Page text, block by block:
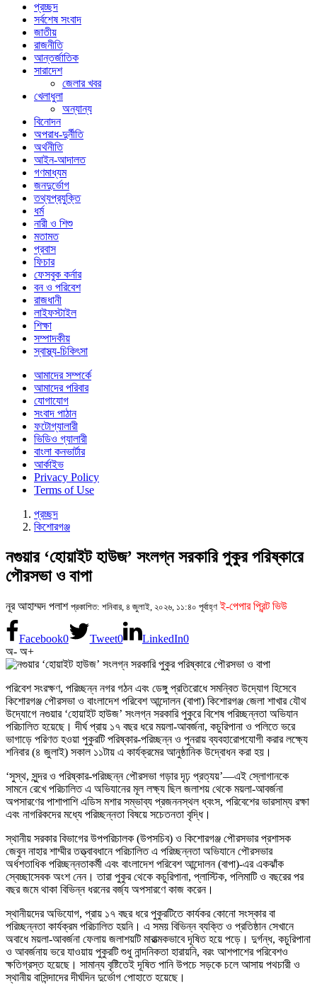
প্রচ্ছদ
সর্বশেষ সংবাদ
জাতীয়
রাজনীতি
আন্তর্জাতিক
সারাদেশ
জেলার খবর
খেলাধুলা
অন্যান্য
বিনোদন
অপরাধ-দুর্নীতি
অর্থনীতি
আইন-আদালত
গণমাধ্যম
জনদুর্ভোগ
তথ্যপ্রযুক্তি
ধর্ম
নারী ও শিশু
মতামত
প্রবাস
ফিচার
ফেসবুক কর্নার
বন ও পরিবেশ
রাজধানী
লাইফস্টাইল
শিক্ষা
সম্পাদকীয়
স্বাস্থ্য-চিকিৎসা
আমাদের সম্পর্কে
আমাদের পরিবার
যোগাযোগ
সংবাদ পাঠান
ফটোগ্যালারী
ভিডিও গ্যালারী
বাংলা কনভার্টার
আর্কাইভ
Privacy Policy
Terms of Use
প্রচ্ছদ
কিশোরগঞ্জ
নগুয়ার ‘হোয়াইট হাউজ’ সংলগ্ন সরকারি পুকুর পরিষ্কারে
পৌরসভা ও বাপা
নূর আহাম্মদ পলাশ প্রকাশিত: শনিবার, ৪ জুলাই, ২০২৬, ১১:৪০ পূর্বাহ্ণ ই-পেপার প্রিন্ট ভিউ
Facebook0 Tweet0 LinkedIn0
অ- অ+
পরিবেশ সংরক্ষণ, পরিচ্ছন্ন নগর গঠন এবং ডেঙ্গু প্রতিরোধে সমন্বিত উদ্যোগ হিসেবে
কিশোরগঞ্জ পৌরসভা ও বাংলাদেশ পরিবেশ আন্দোলন (বাপা) কিশোরগঞ্জ জেলা শাখার যৌথ
উদ্যোগে নগুয়ার ‘হোয়াইট হাউজ’ সংলগ্ন সরকারি পুকুরে বিশেষ পরিচ্ছন্নতা অভিযান
পরিচালিত হয়েছে। দীর্ঘ প্রায় ১৭ বছর ধরে ময়লা-আবর্জনা, কচুরিপানা ও পলিতে ভরে
ভাগাড়ে পরিণত হওয়া পুকুরটি পরিষ্কার-পরিচ্ছন্ন ও পুনরায় ব্যবহারোপযোগী করার লক্ষ্যে
শনিবার (৪ জুলাই) সকাল ১১টায় এ কার্যক্রমের আনুষ্ঠানিক উদ্বোধন করা হয়।
‘সুস্থ, সুন্দর ও পরিষ্কার-পরিচ্ছন্ন পৌরসভা গড়ার দৃঢ় প্রত্যয়’—এই স্লোগানকে
সামনে রেখে পরিচালিত এ অভিযানের মূল লক্ষ্য ছিল জলাশয় থেকে ময়লা-আবর্জনা
অপসারণের পাশাপাশি এডিস মশার সম্ভাব্য প্রজননস্থল ধ্বংস, পরিবেশের ভারসাম্য রক্ষা
এবং নাগরিকদের মধ্যে পরিচ্ছন্নতা বিষয়ে সচেতনতা বৃদ্ধি।
স্থানীয় সরকার বিভাগের উপপরিচালক (উপসচিব) ও কিশোরগঞ্জ পৌরসভার প্রশাসক
জেবুন নাহার শাম্মীর তত্ত্বাবধানে পরিচালিত এ পরিচ্ছন্নতা অভিযানে পৌরসভার
অর্ধশতাধিক পরিচ্ছন্নতাকর্মী এবং বাংলাদেশ পরিবেশ আন্দোলন (বাপা)-এর একঝাঁক
স্বেচ্ছাসেবক অংশ নেন। তারা পুকুর থেকে কচুরিপানা, প্লাস্টিক, পলিমাটি ও বছরের পর
বছর জমে থাকা বিভিন্ন ধরনের বর্জ্য অপসারণে কাজ করেন।
স্থানীয়দের অভিযোগ, প্রায় ১৭ বছর ধরে পুকুরটিতে কার্যকর কোনো সংস্কার বা
পরিচ্ছন্নতা কার্যক্রম পরিচালিত হয়নি। এ সময় বিভিন্ন ব্যক্তি ও প্রতিষ্ঠান সেখানে
অবাধে ময়লা-আবর্জনা ফেলায় জলাশয়টি মারাত্মকভাবে দূষিত হয়ে পড়ে। দুর্গন্ধ, কচুরিপানা
ও আবর্জনায় ভরে যাওয়ায় পুকুরটি শুধু নান্দনিকতা হারায়নি, বরং আশপাশের পরিবেশও
ক্ষতিগ্রস্ত হয়েছে। সামান্য বৃষ্টিতেই দূষিত পানি উপচে সড়কে চলে আসায় পথচারী ও
স্থানীয় বাসিন্দাদের দীর্ঘদিন দুর্ভোগ পোহাতে হয়েছে।